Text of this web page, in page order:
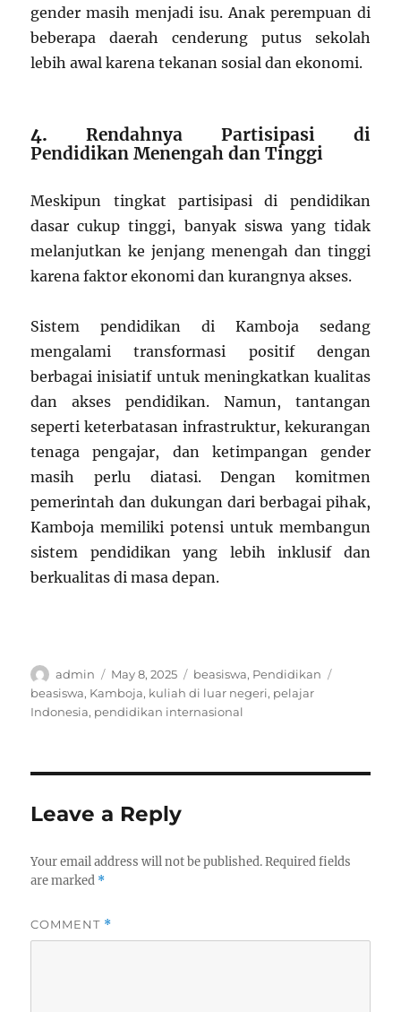
gender masih menjadi isu. Anak perempuan di
beberapa daerah cenderung putus sekolah
lebih awal karena tekanan sosial dan ekonomi.
4.Rendahnya Partisipasi di
Pendidikan Menengah dan Tinggi
Meskipun tingkat partisipasi di pendidikan
dasar cukup tinggi, banyak siswa yang tidak
melanjutkan ke jenjang menengah dan tinggi
karena faktor ekonomi dan kurangnya akses.
Sistem pendidikan di Kamboja sedang
mengalami transformasi positif dengan
berbagai inisiatif untuk meningkatkan kualitas
dan akses pendidikan.
Namun, tantangan
seperti keterbatasan infrastruktur, kekurangan
tenaga pengajar, dan ketimpangan gender
masih perlu diatasi.
Dengan komitmen
pemerintah dan dukungan dari berbagai pihak,
Kamboja memiliki potensi untuk membangun
sistem pendidikan yang lebih inklusif dan
berkualitas di masa depan.
Author
admin
Posted
on
May 8, 2025 Categories
beasiswa, Pendidikan
beasiswa, Kamboja, kuliah di luar negeri, pelajar
Indonesia, pendidikan internasional
Leave a Reply
Your email address will not be published. Required fields
are marked *
COMMENT *